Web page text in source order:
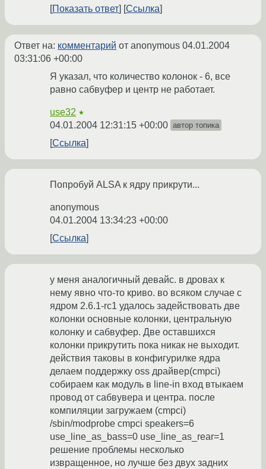
Показать ответ
Ссылка
Ответ на: комментарий от anonymous 04.01.2004
03:31:06 +00:00
Я указал, что количество колонок - 6, все
равно сабвуфер и центр не работает.
use32 ★
04.01.2004 12:31:15 +00:00 автор топика
Ссылка
Попробуй ALSA к ядру прикрути...
anonymous
04.01.2004 13:34:23 +00:00
Ссылка
у меня аналогичный девайс. в дровах к
нему явно что-то криво. во всяком случае с
ядром 2.6.1-rc1 удалось задействовать две
колонки основные колонки, центральную
колонку и сабвуфер. Две оставшихся
колонки прикрутить пока никак не выходит.
действия таковы в конфигурилке ядра
делаем поддержку oss драйвер(cmpci)
собираем как модуль в line-in вход втыкаем
провод от сабвувера и центра. после
компиляции загружаем (cmpci)
/sbin/modprobe cmpci speakers=6
use_line_as_bass=0 use_line_as_rear=1
решение проблемы несколько
извращенное, но лучше без двух задних